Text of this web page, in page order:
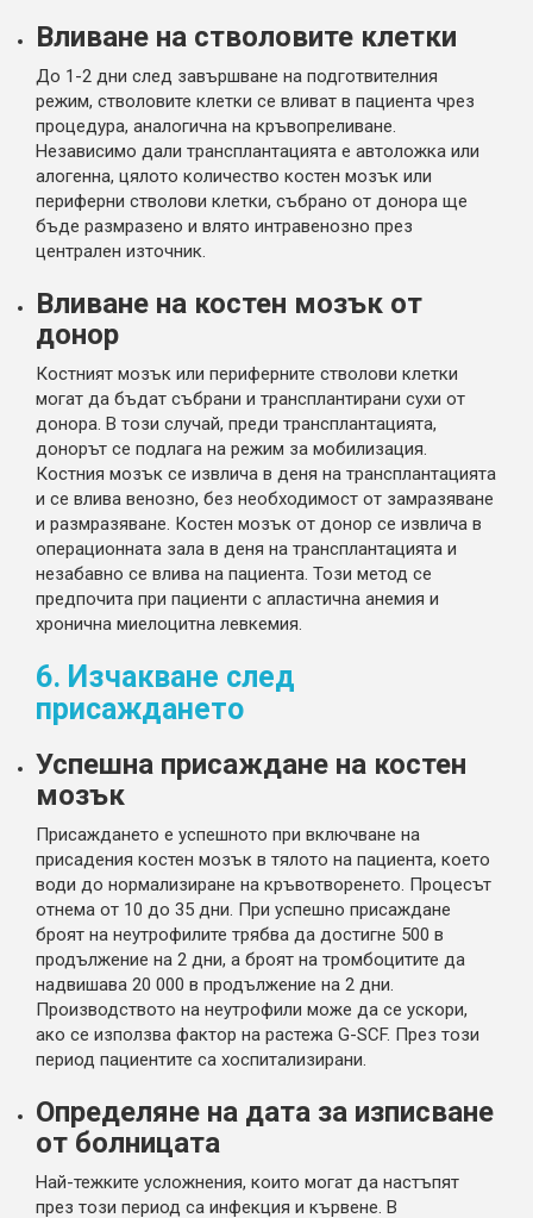
Вливане на стволовите клетки
До 1-2 дни след завършване на подготвителния
режим, стволовите клетки се вливат в пациента чрез
процедура, аналогична на кръвопреливане.
Независимо дали трансплантацията е автоложка или
алогенна, цялото количество костен мозък или
периферни стволови клетки, събрано от донора ще
бъде размразено и влято интравенозно през
централен източник.
Вливане на костен мозък от
донор
Костният мозък или периферните стволови клетки
могат да бъдат събрани и трансплантирани сухи от
донора. В този случай, преди трансплантацията,
донорът се подлага на режим за мобилизация.
Костния мозък се извлича в деня на трансплантацията
и се влива венозно, без необходимост от замразяване
и размразяване. Костен мозък от донор се извлича в
операционната зала в деня на трансплантацията и
незабавно се влива на пациента. Този метод се
предпочита при пациенти с апластична анемия и
хронична миелоцитна левкемия.
6. Изчакване след
присаждането
Успешна присаждане на костен
мозък
Присаждането е успешното при включване на
присадения костен мозък в тялото на пациента, което
води до нормализиране на кръвотворенето. Процесът
отнема от 10 до 35 дни. При успешно присаждане
броят на неутрофилите трябва да достигне 500 в
продължение на 2 дни, а броят на тромбоцитите да
надвишава 20 000 в продължение на 2 дни.
Производството на неутрофили може да се ускори,
ако се използва фактор на растежа G-SCF. През този
период пациентите са хоспитализирани.
Определяне на дата за изписване
от болницата
Най-тежките усложнения, които могат да настъпят
през този период са инфекция и кървене. В